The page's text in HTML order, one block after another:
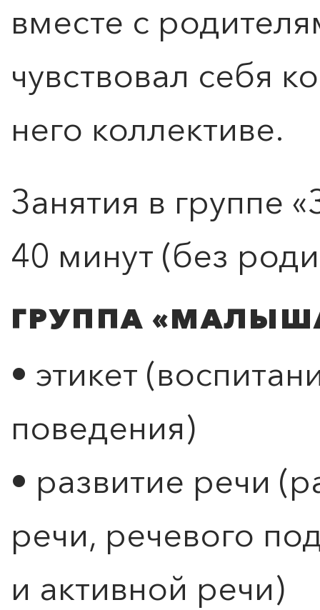
вместе с
чувствовал себя
него коллективе.
Занятия в группе
40 минут (без
ГРУППА
• этикет
поведения)
• развитие речи
речи, речевого
и активной речи)